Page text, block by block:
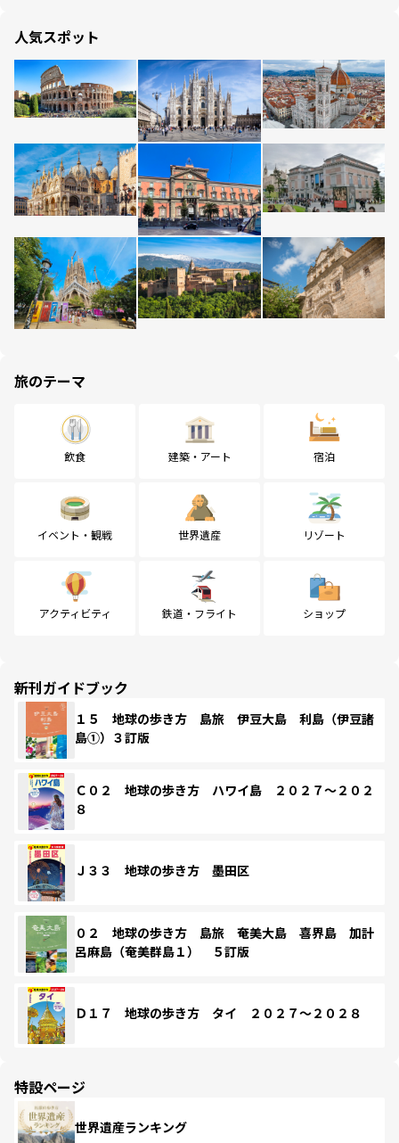
人気スポット
旅のテーマ
飲食 建築・アート 宿泊
イベント・観戦 世界遺産 リゾート
アクティビティ 鉄道・フライト ショップ
新刊ガイドブック
１５ 地球の歩き方 島旅 伊豆大島 利島（伊豆諸
島①）３訂版
Ｃ０２ 地球の歩き方 ハワイ島 ２０２７～２０２
８
Ｊ３３ 地球の歩き方 墨田区
０２ 地球の歩き方 島旅 奄美大島 喜界島 加計
呂麻島（奄美群島１） ５訂版
Ｄ１７ 地球の歩き方 タイ ２０２７～２０２８
特設ページ
世界遺産ランキング